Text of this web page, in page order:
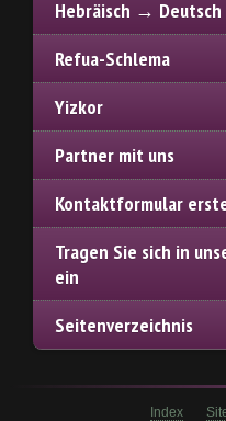
Hebräisch → Deutsch
Refua-Schlema
Yizkor
Partner mit uns
Kontaktformular
Tragen Sie sich in
ein
Seitenverzeichnis
Index